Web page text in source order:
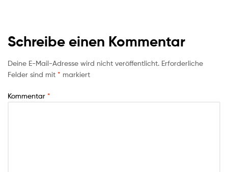
Schreibe einen Kommentar
Deine E-Mail-Adresse wird nicht veröffentlicht. Erforderliche
Felder sind mit * markiert
Kommentar *